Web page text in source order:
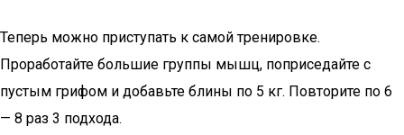
Теперь можно приступать к самой тренировке.
Проработайте большие группы мышц, поприседайте с
пустым грифом и добавьте блины по 5 кг. Повторите по 6
— 8 раз 3 подхода.